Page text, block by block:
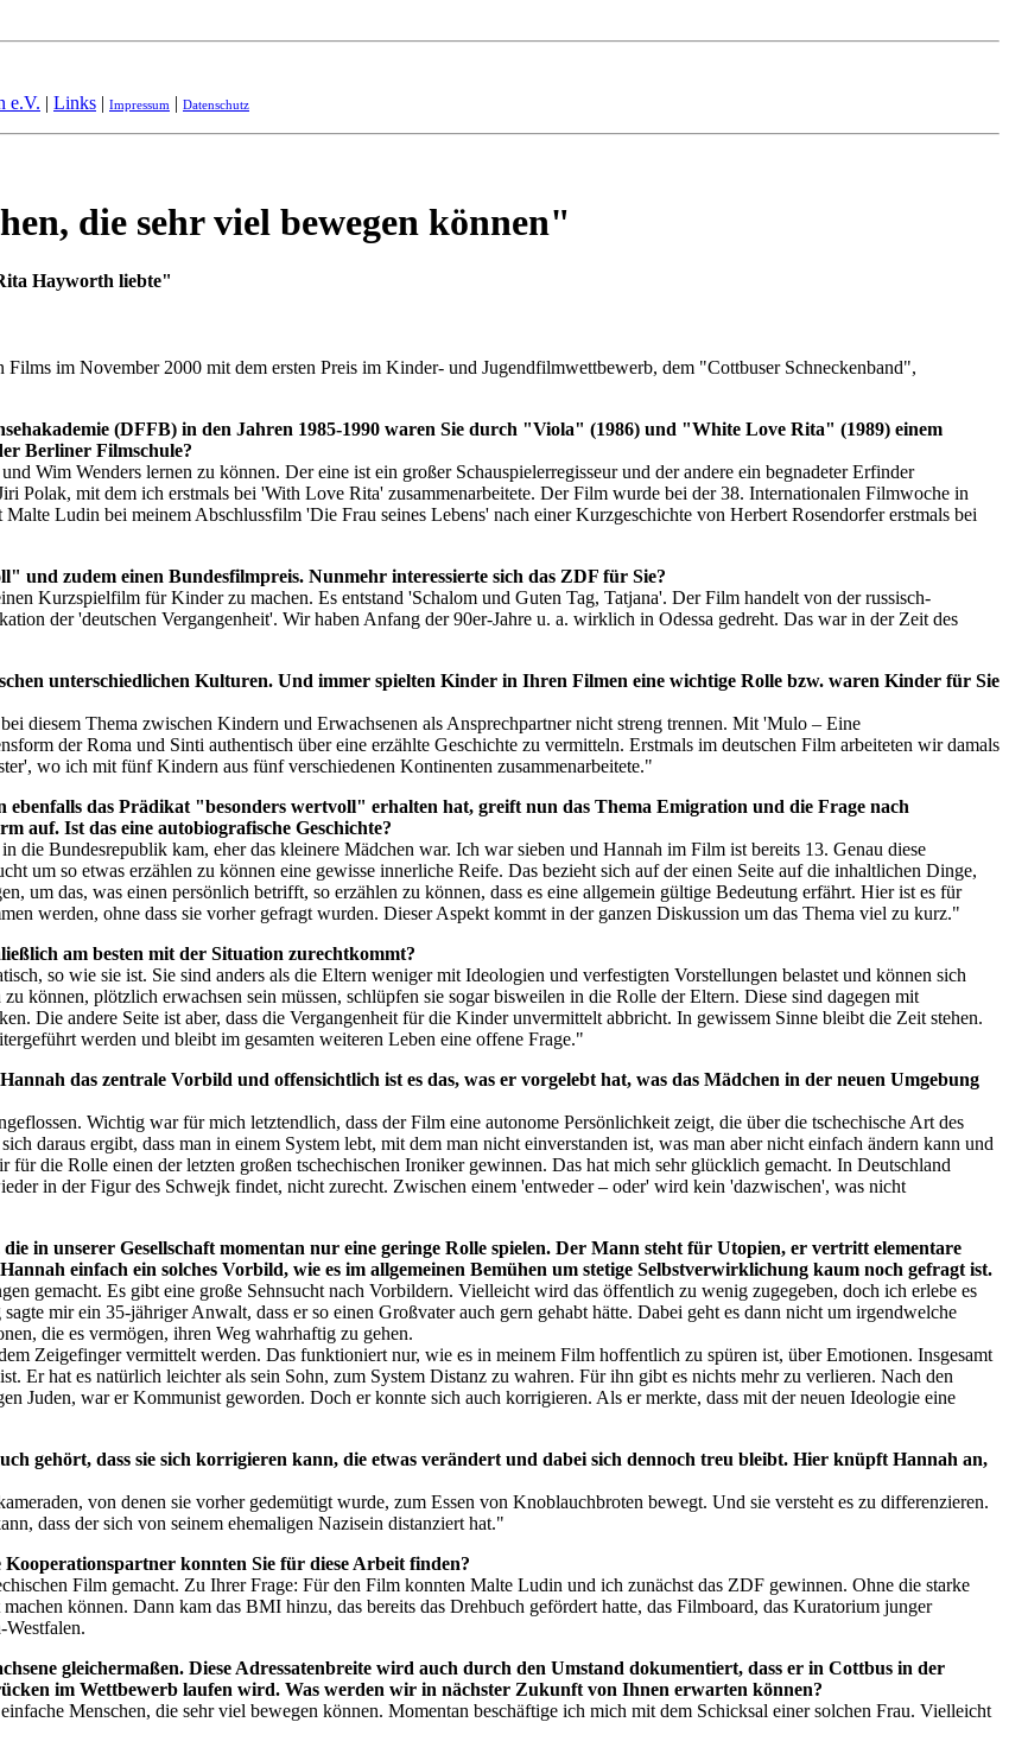
e.V. | Links | Impressum | Datenschutz
die sehr viel bewegen können"
Hayworth liebte"
im November 2000 mit dem ersten Preis im Kinder- und Jugendfilmwettbewerb, dem "Cottbuser Schneckenband",
(DFFB) in den Jahren 1985-1990 waren Sie durch "Viola" (1986) und "White Love Rita" (1989) einem
Berliner Filmschule?
Wim Wenders lernen zu können. Der eine ist ein großer Schauspielerregisseur und der andere ein begnadeter Erfinder
Polak, mit dem ich erstmals bei 'With Love Rita' zusammenarbeitete. Der Film wurde bei der 38. Internationalen Filmwoche in
Ludin bei meinem Abschlussfilm 'Die Frau seines Lebens' nach einer Kurzgeschichte von Herbert Rosendorfer erstmals bei
und zudem einen Bundesfilmpreis. Nunmehr interessierte sich das ZDF für Sie?
Kurzspielfilm für Kinder zu machen. Es entstand 'Schalom und Guten Tag, Tatjana'. Der Film handelt von der russisch-
der 'deutschen Vergangenheit'. Wir haben Anfang der 90er-Jahre u. a. wirklich in Odessa gedreht. Das war in der Zeit des
unterschiedlichen Kulturen. Und immer spielten Kinder in Ihren Filmen eine wichtige Rolle bzw. waren Kinder für Sie
diesem Thema zwischen Kindern und Erwachsenen als Ansprechpartner nicht streng trennen. Mit 'Mulo – Eine
der Roma und Sinti authentisch über eine erzählte Geschichte zu vermitteln. Erstmals im deutschen Film arbeiteten wir damals
wo ich mit fünf Kindern aus fünf verschiedenen Kontinenten zusammenarbeitete."
das Prädikat "besonders wertvoll" erhalten hat, greift nun das Thema Emigration und die Frage nach
auf. Ist das eine autobiografische Geschichte?
die Bundesrepublik kam, eher das kleinere Mädchen war. Ich war sieben und Hannah im Film ist bereits 13. Genau diese
um so etwas erzählen zu können eine gewisse innerliche Reife. Das bezieht sich auf der einen Seite auf die inhaltlichen Dinge,
um das, was einen persönlich betrifft, so erzählen zu können, dass es eine allgemein gültige Bedeutung erfährt. Hier ist es für
werden, ohne dass sie vorher gefragt wurden. Dieser Aspekt kommt in der ganzen Diskussion um das Thema viel zu kurz."
am besten mit der Situation zurechtkommt?
so wie sie ist. Sie sind anders als die Eltern weniger mit Ideologien und verfestigten Vorstellungen belastet und können sich
können, plötzlich erwachsen sein müssen, schlüpfen sie sogar bisweilen in die Rolle der Eltern. Diese sind dagegen mit
Die andere Seite ist aber, dass die Vergangenheit für die Kinder unvermittelt abbricht. In gewissem Sinne bleibt die Zeit stehen.
werden und bleibt im gesamten weiteren Leben eine offene Frage."
das zentrale Vorbild und offensichtlich ist es das, was er vorgelebt hat, was das Mädchen in der neuen Umgebung
Wichtig war für mich letztendlich, dass der Film eine autonome Persönlichkeit zeigt, die über die tschechische Art des
daraus ergibt, dass man in einem System lebt, mit dem man nicht einverstanden ist, was man aber nicht einfach ändern kann und
die Rolle einen der letzten großen tschechischen Ironiker gewinnen. Das hat mich sehr glücklich gemacht. In Deutschland
in der Figur des Schwejk findet, nicht zurecht. Zwischen einem 'entweder – oder' wird kein 'dazwischen', was nicht
in unserer Gesellschaft momentan nur eine geringe Rolle spielen. Der Mann steht für Utopien, er vertritt elementare
einfach ein solches Vorbild, wie es im allgemeinen Bemühen um stetige Selbstverwirklichung kaum noch gefragt ist.
gemacht. Es gibt eine große Sehnsucht nach Vorbildern. Vielleicht wird das öffentlich zu wenig zugegeben, doch ich erlebe es
mir ein 35-jähriger Anwalt, dass er so einen Großvater auch gern gehabt hätte. Dabei geht es dann nicht um irgendwelche
die es vermögen, ihren Weg wahrhaftig zu gehen.
Zeigefinger vermittelt werden. Das funktioniert nur, wie es in meinem Film hoffentlich zu spüren ist, über Emotionen. Insgesamt
Er hat es natürlich leichter als sein Sohn, zum System Distanz zu wahren. Für ihn gibt es nichts mehr zu verlieren. Nach den
Juden, war er Kommunist geworden. Doch er konnte sich auch korrigieren. Als er merkte, dass mit der neuen Ideologie eine
gehört, dass sie sich korrigieren kann, die etwas verändert und dabei sich dennoch treu bleibt. Hier knüpft Hannah an,
von denen sie vorher gedemütigt wurde, zum Essen von Knoblauchbroten bewegt. Und sie versteht es zu differenzieren.
dass der sich von seinem ehemaligen Nazisein distanziert hat."
Kooperationspartner konnten Sie für diese Arbeit finden?
Film gemacht. Zu Ihrer Frage: Für den Film konnten Malte Ludin und ich zunächst das ZDF gewinnen. Ohne die starke
können. Dann kam das BMI hinzu, das bereits das Drehbuch gefördert hatte, das Filmboard, das Kuratorium junger
gleichermaßen. Diese Adressatenbreite wird auch durch den Umstand dokumentiert, dass er in Cottbus in der
im Wettbewerb laufen wird. Was werden wir in nächster Zukunft von Ihnen erwarten können?
Menschen, die sehr viel bewegen können. Momentan beschäftige ich mich mit dem Schicksal einer solchen Frau. Vielleicht